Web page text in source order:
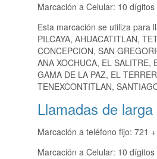
Marcación a Celular: 10
Esta marcación se utiliza para
PILCAYA, AHUACATITLAN,
CONCEPCION, SAN
ANA XOCHUCA, EL SALITRE,
GAMA DE LA PAZ, EL
TENEXCONTITLAN,
Llamadas de
Marcación a teléfono fijo: 721
Marcación a Celular: 10